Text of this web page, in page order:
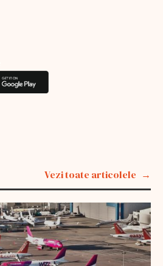
Vezi toate articolele